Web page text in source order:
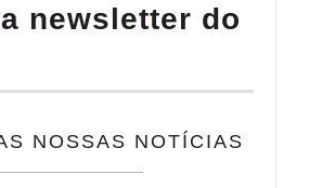
newsletter do
NOSSAS NOTÍCIAS